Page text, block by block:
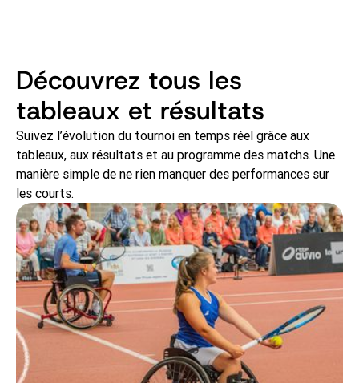
Découvrez tous les
tableaux et résultats
Suivez l’évolution du tournoi en temps réel grâce aux
tableaux, aux résultats et au programme des matchs. Une
manière simple de ne rien manquer des performances sur
les courts.